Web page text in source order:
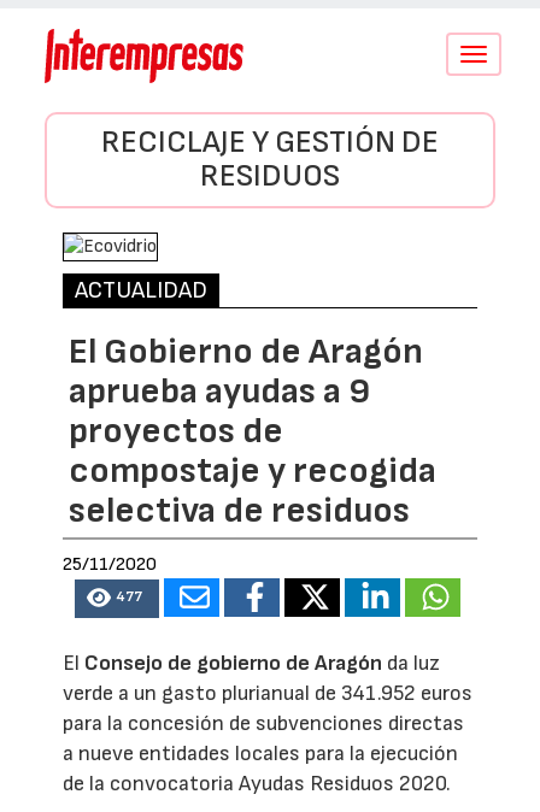
Conmutar
RECICLAJE Y GESTIÓN DE
RESIDUOS
ACTUALIDAD
El Gobierno de Aragón
aprueba ayudas a 9
proyectos de
compostaje y recogida
selectiva de residuos
25/11/2020
477
El Consejo de gobierno de Aragón da luz
verde a un gasto plurianual de 341.952 euros
para la concesión de subvenciones directas
a nueve entidades locales para la ejecución
de la convocatoria Ayudas Residuos 2020.